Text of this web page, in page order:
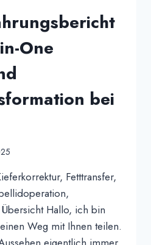
One
bei
Fetttransfer,
Hallo, ich bin
Weg mit Ihnen teilen.